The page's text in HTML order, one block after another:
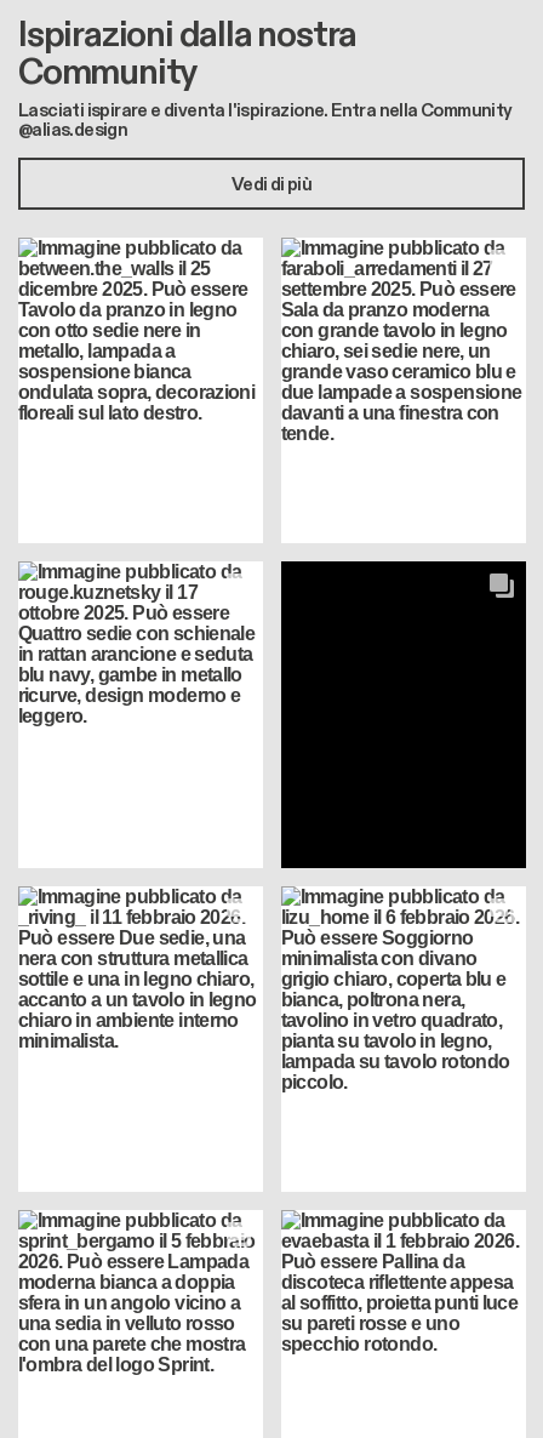
Ispirazioni dalla nostra
Community
Lasciati ispirare e diventa l'ispirazione. Entra nella Community
@alias.design
Vedi di più